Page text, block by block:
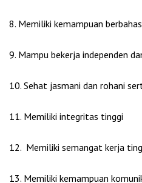
8. Memiliki kemampuan
9. Mampu bekerja independen
10. Sehat jasmani dan rohani
11. Memiliki integritas tinggi
12. Memiliki semangat kerja
13. Memiliki kemampuan